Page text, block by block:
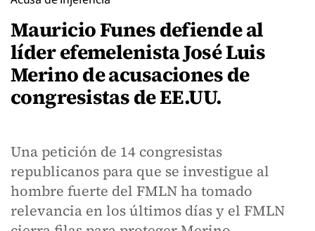
Mauricio Funes defiende al
líder efemelenista José Luis
Merino de acusaciones de
congresistas de EE.UU.
Una petición de 14 congresistas
republicanos para que se investigue al
hombre fuerte del FMLN ha tomado
relevancia en los últimos días y el FMLN